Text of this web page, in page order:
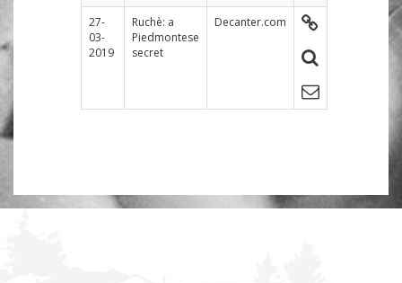
27-
03-
2019
Ruchè: a
Piedmontese
secret
Decanter.com